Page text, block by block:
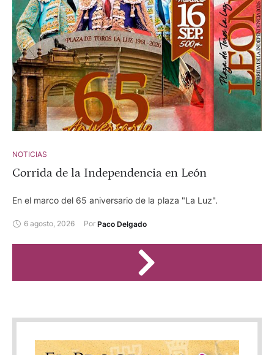
NOTICIAS
Corrida de la Independencia en León
En el marco del 65 aniversario de la plaza "La Luz".
6 agosto, 2026 Por Paco Delgado